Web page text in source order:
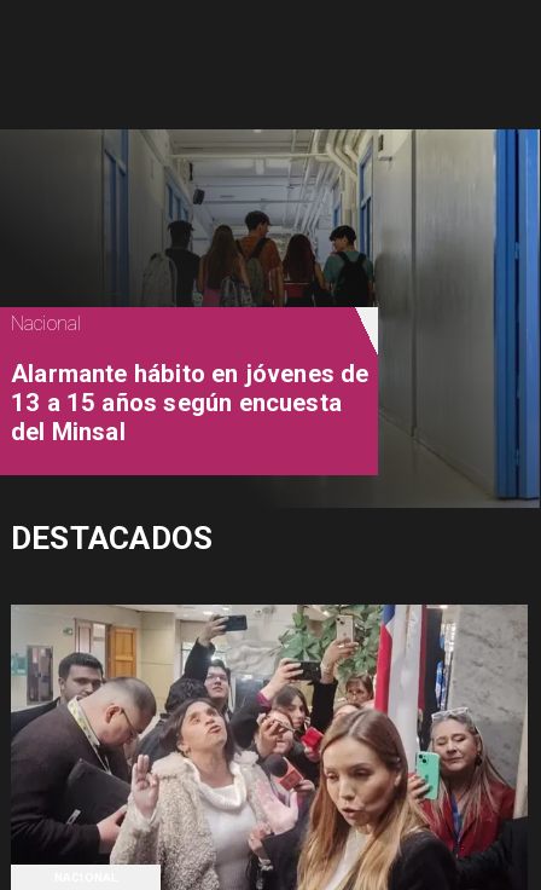
Nacional
Alarmante hábito en jóvenes de
13 a 15 años según encuesta
del Minsal
DESTACADOS